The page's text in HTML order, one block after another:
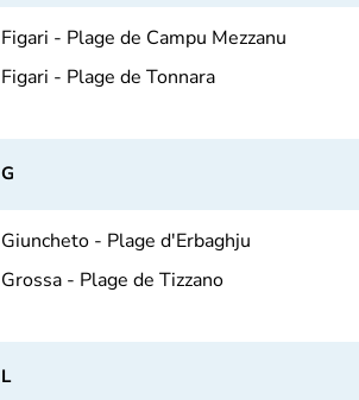
Figari - Plage de Campu Mezzanu
Figari - Plage de Tonnara
G
Giuncheto - Plage d'Erbaghju
Grossa - Plage de Tizzano
L